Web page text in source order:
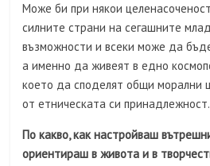
Може би при някои
силните страни на сегашните
възможности и всеки може да
а именно да живеят в едно
което да споделят общи морални
от етническата си принадлежност.
По какво, как настройваш
ориентираш в живота и в